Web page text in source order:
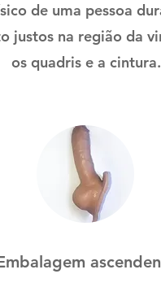
de uma pessoa
justos na região da
os quadris e a cintura.